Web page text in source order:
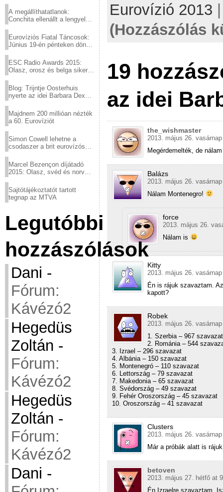
A megállíthatatlanok:
Conchita ellenállt a lengyel
Eurovíziós Fiatal Táncosok:
Június 19-én pénteken döntő
ESC Radio Awards 2015:
Olasz, orosz és belga siker,
Blog: Trijntje Oosterhuis
nyerte az idei Barbara Dex
Majdnem 200 millióan nézték
a 60. Eurovíziót
Simon Cowell lehetne a
csodaszer a brit eurovízós
Marcel Bezençon díjátadó
2015: Olasz, svéd és norvég
Sajtótájékoztatót tartott
tegnap az MTVA
Legutóbbi
hozzászólások
Dani -
Fórum:
Kávézó2
Hegedüs
Zoltán -
Fórum:
Kávézó2
Hegedüs
Zoltán -
Fórum:
Kávézó2
Dani -
Eurovízió 2013
(Hozzászólás
19
az idei
the_wishmaster
2013. május 26.
Megérdemelték, de
Balázs
2013. május 26.
Nálam Montenegro!
force
2013. május 26.
Nálam is
Kitty
2013. május 26.
Én is rájuk szavaztam.
kapott?
Robek
2013. május 26.
1. Szerbia – 967 szavazat
2. Románia – 544
3. Izrael – 296 szavazat
4. Albánia – 150 szavazat
5. Montenegró – 110 szavazat
6. Lettország – 79 szavazat
7. Makedonia – 65 szavazat
8. Svédország – 49 szavazat
9. Fehér Oroszország – 45 szavazat
10. Oroszország – 41 szavazat
Clusters
2013. május 26.
Már a próbák alatt is
betoven
2013. május 27. hétfő at
Én Izraelre szavaztam.